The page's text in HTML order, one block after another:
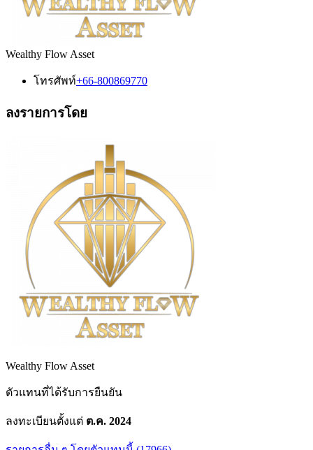
Wealthy Flow Asset
โทรศัพท์+66-800869770
ลงรายการโดย
Wealthy Flow Asset
ตัวแทนที่ได้รับการยืนยัน
ลงทะเบียนตั้งแต่ ต.ค. 2024